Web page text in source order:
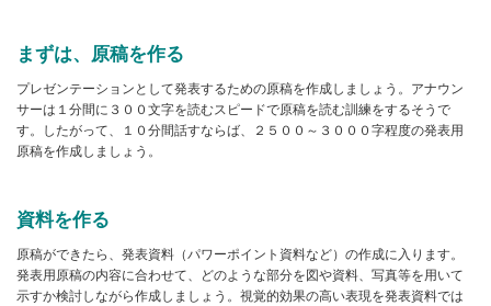
まずは、原稿を作る
プレゼンテーションとして発表するための原稿を作成しましょう。アナウン
サーは１分間に３００文字を読むスピードで原稿を読む訓練をするそうで
す。したがって、１０分間話すならば、２５００～３０００字程度の発表用
原稿を作成しましょう。
資料を作る
原稿ができたら、発表資料（パワーポイント資料など）の作成に入ります。
発表用原稿の内容に合わせて、どのような部分を図や資料、写真等を用いて
示すか検討しながら作成しましょう。視覚的効果の高い表現を発表資料では